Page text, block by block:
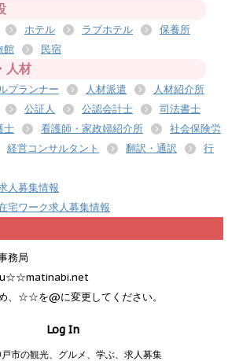
ホテル ラブホテル
保養所
館 民宿
人材
プランナー 人材派遣
人材紹介所
公証人 公認会計士
司法書士
士 看護師・家政婦紹介所
社会保険労
経営コンサルタント 翻訳・通訳
行
人募集情報
宅ワーク求人募集情報
務局
、☆☆を@に変更してください。
Log In
市の観光、グルメ、学ぶ、求人募集